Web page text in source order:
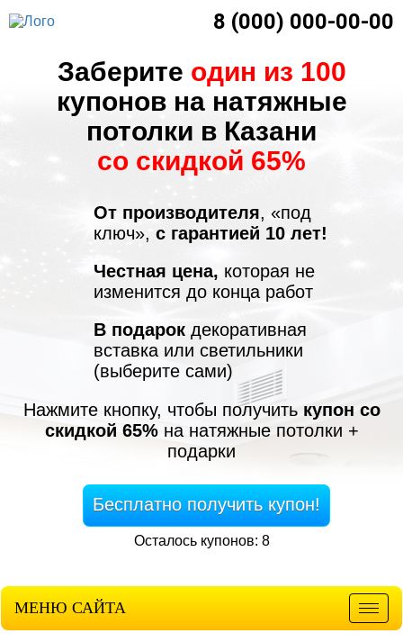
8 (000) 000-00-00
Заберите один из 100
купонов на натяжные
потолки в Казани
со скидкой 65%
От производителя, «под
ключ», с гарантией 10 лет!
Честная цена, которая не
изменится до конца работ
В подарок декоративная
вставка или светильники
(выберите сами)
Нажмите кнопку, чтобы получить купон со
скидкой 65%на натяжные потолки +
подарки
Бесплатно получить купон!
Осталось купонов: 8
МЕНЮ САЙТА